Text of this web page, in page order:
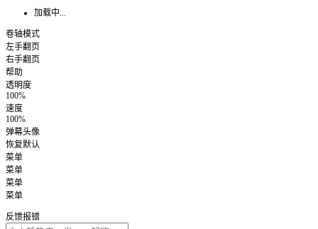
加载中...
卷轴模式
左手翻页
右手翻页
帮助
透明度
100%
速度
100%
弹幕头像
恢复默认
菜单
菜单
菜单
菜单
反馈报错